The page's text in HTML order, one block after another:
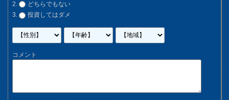
どちらでもない
投資してはダメ
コメント